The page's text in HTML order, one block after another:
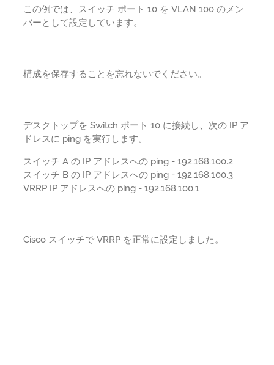
この例では、スイッチ ポート 10 を VLAN 100 のメン
バーとして設定しています。
構成を保存することを忘れないでください。
デスクトップを Switch ポート 10 に接続し、次の IP ア
ドレスに ping を実行します。
スイッチ A の IP アドレスへの ping - 192.168.100.2
スイッチ B の IP アドレスへの ping - 192.168.100.3
VRRP IP アドレスへの ping - 192.168.100.1
Cisco スイッチで VRRP を正常に設定しました。